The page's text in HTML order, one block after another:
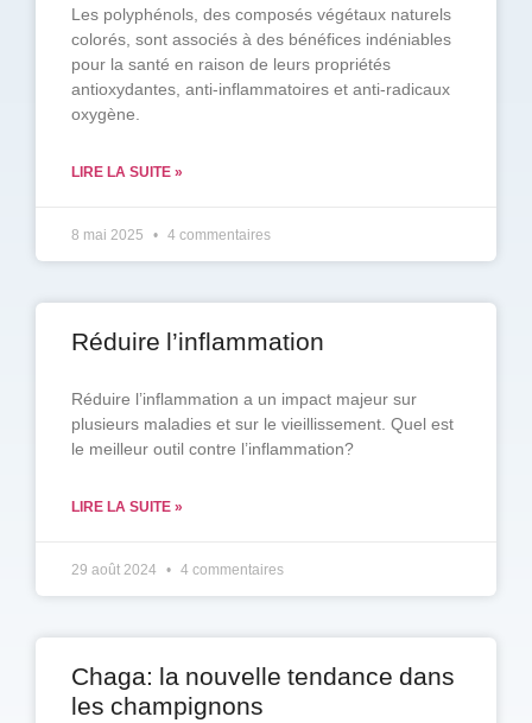
Les polyphénols, des composés végétaux naturels
colorés, sont associés à des bénéfices indéniables
pour la santé en raison de leurs propriétés
antioxydantes, anti-inflammatoires et anti-radicaux
oxygène.
LIRE LA SUITE »
8 mai 2025 4 commentaires
Réduire l’inflammation
Réduire l’inflammation a un impact majeur sur
plusieurs maladies et sur le vieillissement. Quel est
le meilleur outil contre l’inflammation?
LIRE LA SUITE »
29 août 2024 4 commentaires
Chaga: la nouvelle tendance dans
les champignons